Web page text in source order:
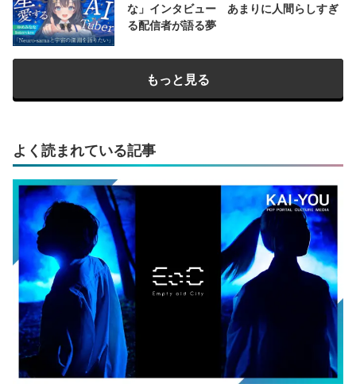
な」インタビュー あまりに人間らしすぎ
る配信者が語る夢
もっと見る
よく読まれている記事